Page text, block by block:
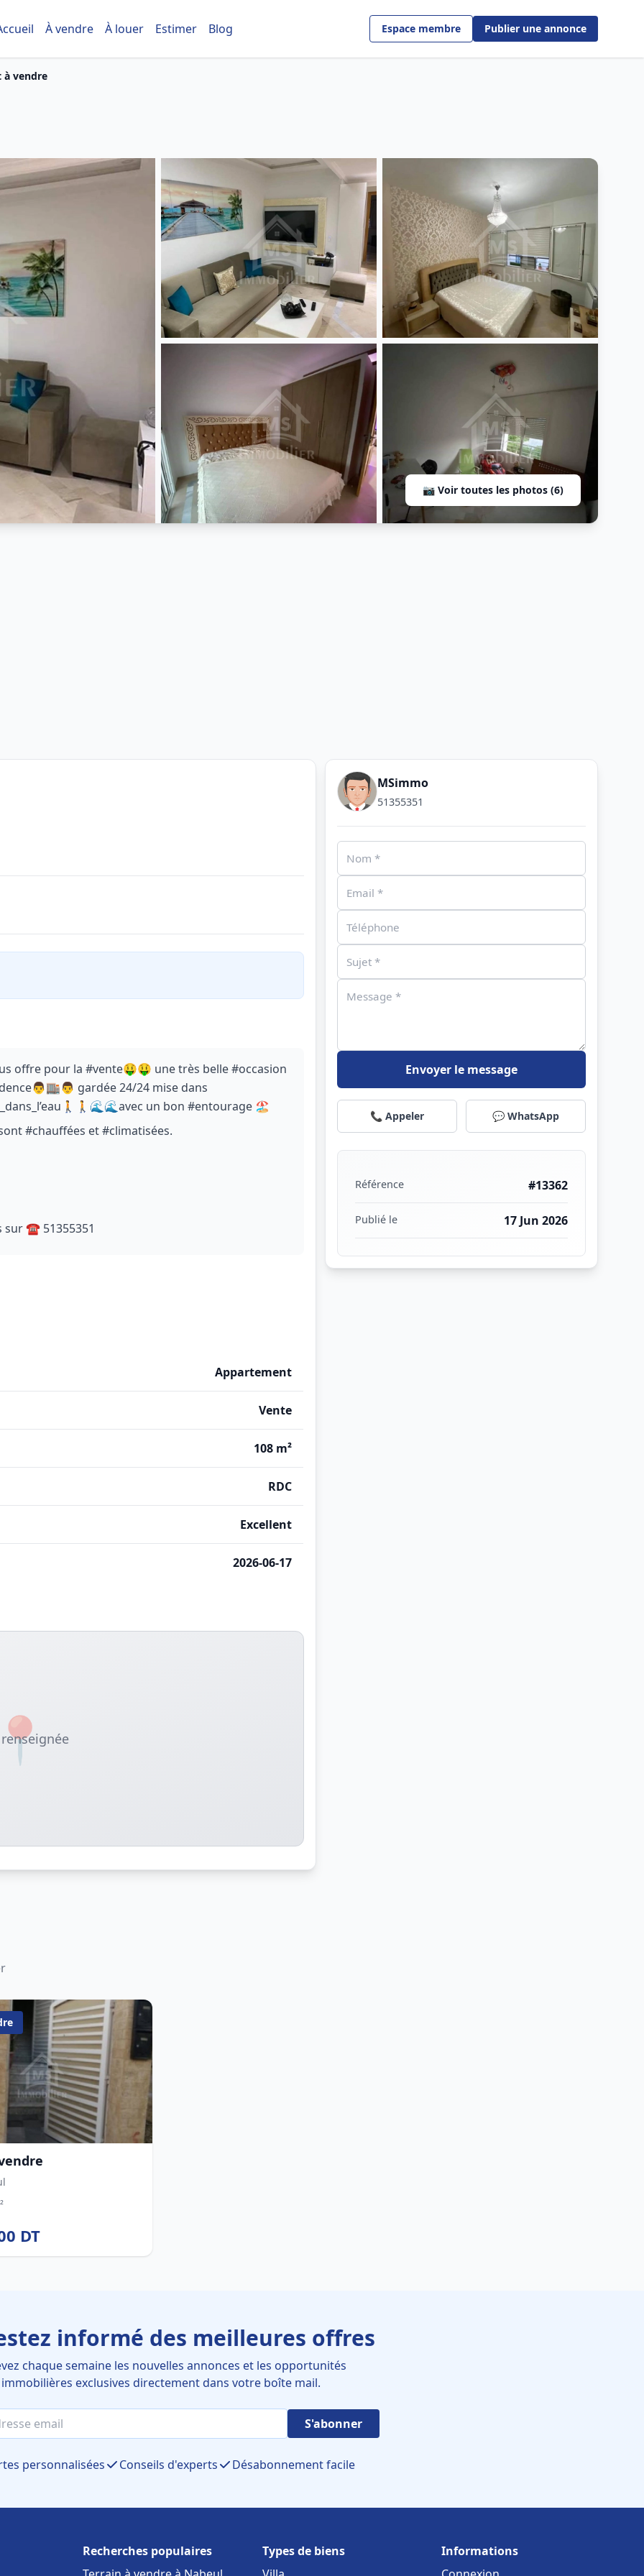
À vendre À louer Estimer Blog Espace membre Publier une annonce
vendre
📷 Voir toutes les photos (6)
offre pour la #vente🤑🤑 une très belle #occasion
gardée 24/24 mise dans
un bon #entourage 🏖
#chauffées et #climatisées.
sur ☎ 51355351
Appartement
Vente
108 m²
RDC
Excellent
2026-06-17
MSimmo
51355351
Envoyer le message
📞 Appeler 💬 WhatsApp
Référence #13362
Publié le 17 Jun 2026
DT
informé des meilleures offres
chaque semaine les nouvelles annonces et les opportunités
immobilières exclusives directement dans votre boîte mail.
S'abonner
personnalisées Conseils d'experts Désabonnement facile
Recherches populaires
Types de biens
Informations